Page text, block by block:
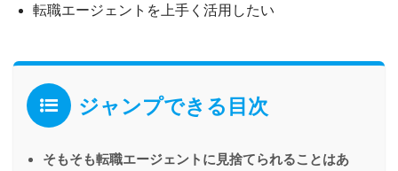
転職エージェントを上手く活用したい
ジャンプできる目次
そもそも転職エージェントに見捨てられることはあ